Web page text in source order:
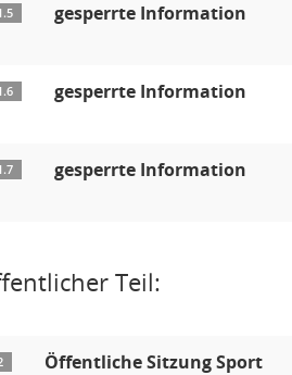
gesperrte Information
gesperrte Information
gesperrte Information
Teil:
Öffentliche Sitzung Sport